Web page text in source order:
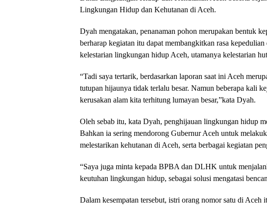
Lingkungan Hidup dan Kehutanan di Aceh.
Dyah mengatakan, penanaman pohon merupakan bentuk
berharap kegiatan itu dapat membangkitkan rasa
kelestarian lingkungan hidup Aceh, utamanya kelestarian
“Tadi saya tertarik, berdasarkan laporan saat ini Aceh
tutupan hijaunya tidak terlalu besar. Namun beberapa kali
kerusakan alam kita terhitung lumayan besar,”kata Dyah.
Oleh sebab itu, kata Dyah, penghijauan lingkungan hidup
Bahkan ia sering mendorong Gubernur Aceh untuk
melestarikan kehutanan di Aceh, serta berbagai kegiatan
“Saya juga minta kepada BPBA dan DLHK untuk
keutuhan lingkungan hidup, sebagai solusi mengatasi
Dalam kesempatan tersebut, istri orang nomor satu di Aceh